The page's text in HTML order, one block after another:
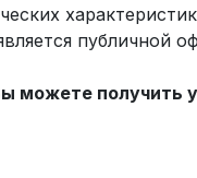
можете получить